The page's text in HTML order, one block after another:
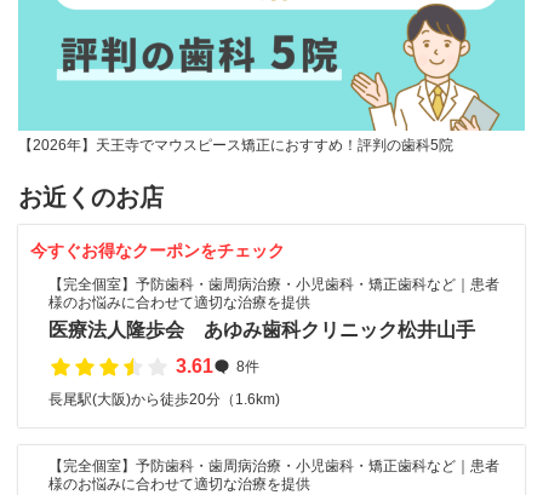
【2026年】天王寺でマウスピース矯正におすすめ！評判の歯科5院
お近くのお店
今すぐお得なクーポンをチェック
【完全個室】予防歯科・歯周病治療・小児歯科・矯正歯科など｜患者
様のお悩みに合わせて適切な治療を提供
医療法人隆歩会 あゆみ歯科クリニック松井山手
3.61
8件
長尾駅(大阪)から徒歩20分（1.6km)
【完全個室】予防歯科・歯周病治療・小児歯科・矯正歯科など｜患者
様のお悩みに合わせて適切な治療を提供